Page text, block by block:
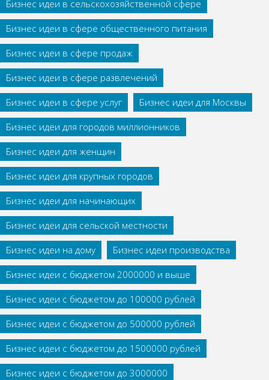
Бизнес идеи в сельскохозяйственной сфере
Бизнес идеи в сфере общественного питания
Бизнес идеи в сфере продаж
Бизнес идеи в сфере развлечений
Бизнес идеи в сфере услуг
Бизнес идеи для Москвы
Бизнес идеи для городов миллионников
Бизнес идеи для женщин
Бизнес идеи для крупных городов
Бизнес идеи для начинающих
Бизнес идеи для сельской местности
Бизнес идеи на дому
Бизнес идеи производства
Бизнес идеи с бюджетом 2000000 и выше
Бизнес идеи с бюджетом до 100000 рублей
Бизнес идеи с бюджетом до 500000 рублей
Бизнес идеи с бюджетом до 1500000 рублей
Бизнес идеи с бюджетом до 3000000